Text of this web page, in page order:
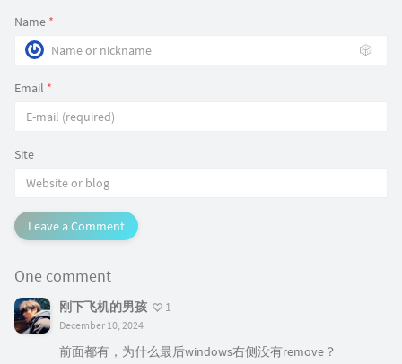
Name *
🎲
Email *
Site
Leave a Comment
One comment
刚下飞机的男孩 1
December 10, 2024
前面都有，为什么最后windows右侧没有remove？